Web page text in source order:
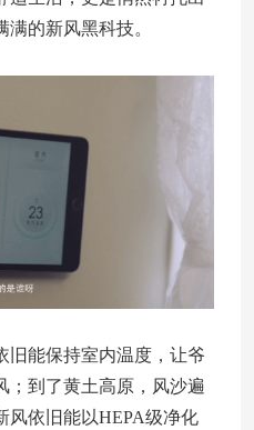
的新风黑科技。
旧能保持室内温度，让爷
；到了黄土高原，风沙遍
风依旧能以HEPA级净化